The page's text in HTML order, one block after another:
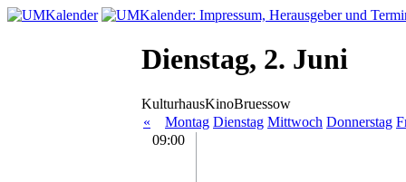
Dienstag, 2. Juni
KulturhausKinoBruessow
«
Montag Dienstag Mittwoch Donnerstag
09:00